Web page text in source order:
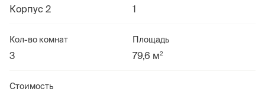
Корпус 2 1
Кол-во комнат
3
Площадь
79,6 м2
Стоимость